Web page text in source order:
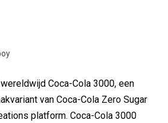
Coca-Cola 3000, een
van Coca-Cola Zero Sugar
platform. Coca-Cola 3000